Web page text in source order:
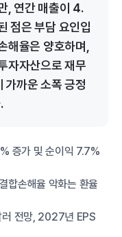
, 연간 매출이 4.
점은 부담 요인입
해율은 양호하며,
자자산으로 재무
가까운 소폭 긍정
증가 및 순이익 7.7%
합손해율 악화는 환율
전망, 2027년 EPS